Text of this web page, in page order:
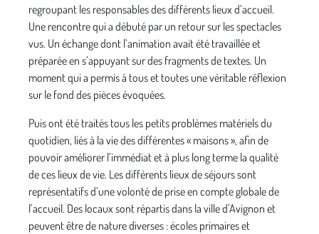
regroupant les responsables des différents lieux d’accueil.
Une rencontre qui a débuté par un retour sur les spectacles
vus. Un échange dont l’animation avait été travaillée et
préparée en s’appuyant sur des fragments de textes. Un
moment qui a permis à tous et toutes une véritable réflexion
sur le fond des pièces évoquées.
Puis ont été traités tous les petits problèmes matériels du
quotidien, liés à la vie des différentes « maisons », afin de
pouvoir améliorer l’immédiat et à plus long terme la qualité
de ces lieux de vie. Les différents lieux de séjours sont
représentatifs d’une volonté de prise en compte globale de
l’accueil. Des locaux sont répartis dans la ville d’Avignon et
peuvent être de nature diverses : écoles primaires et